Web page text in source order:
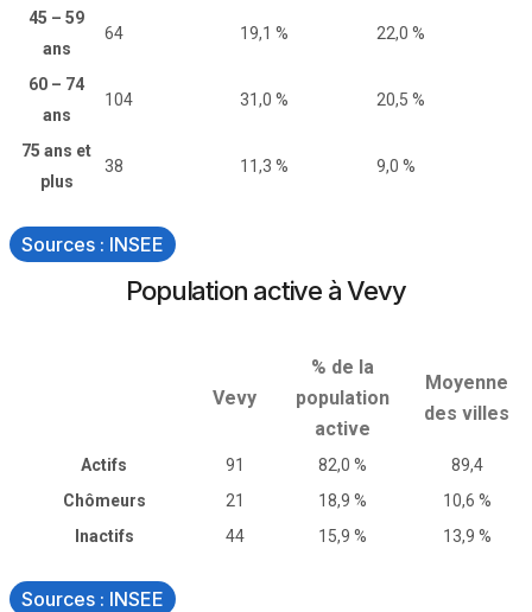
45 – 59
ans
64 19,1 % 22,0 %
60 – 74
ans
104 31,0 % 20,5 %
75 ans et
plus
38 11,3 % 9,0 %
Sources : INSEE
Population active à Vevy
Vevy
% de la
population
active
Moyenne
des villes
Actifs 91 82,0 %
89,4
Chômeurs
21 18,9 %
10,6 %
Inactifs
44 15,9 % 13,9 %
Sources : INSEE